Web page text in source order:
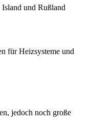
Island und Rußland
für Heizsysteme und
jedoch noch große